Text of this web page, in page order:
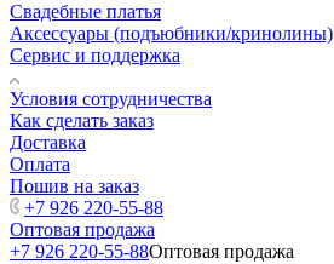
Свадебные платья
Аксессуары (подъюбники/кринолины)
Сервис и поддержка
Условия сотрудничества
Как сделать заказ
Доставка
Оплата
Пошив на заказ
+7 926 220-55-88
Оптовая продажа
+7 926 220-55-88Оптовая продажа